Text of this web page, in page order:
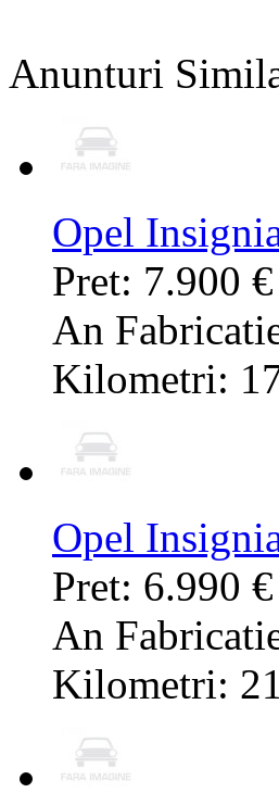
Anunturi
Opel
Pret: 7.900 €
An
Kilometri:
Opel
Pret: 6.990 €
An
Kilometri: